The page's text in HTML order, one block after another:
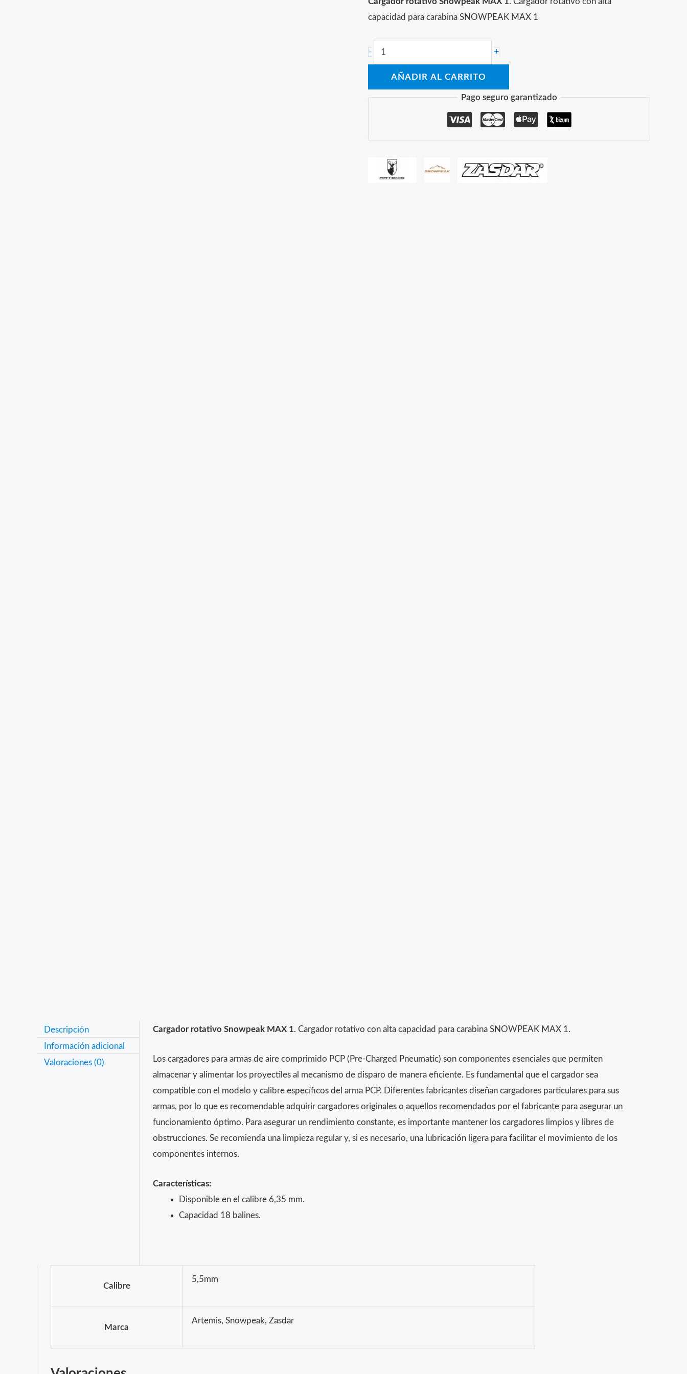
capacidad para carabina SNOWPEAK MAX 1
-
Cargador
rotativo
Snowpeak
cantidad
+
AÑADIR AL CARRITO
Pago seguro garantizado
Descripción
Información adicional
Valoraciones (0)
Cargador rotativo Snowpeak MAX 1. Cargador rotativo con alta capacidad para carabina SNOWPEAK MAX 1.
Los cargadores para armas de aire comprimido PCP (Pre-Charged Pneumatic) son componentes esenciales que permiten
almacenar y alimentar los proyectiles al mecanismo de disparo de manera eficiente. Es fundamental que el cargador sea
compatible con el modelo y calibre específicos del arma PCP. Diferentes fabricantes diseñan cargadores particulares para sus
armas, por lo que es recomendable adquirir cargadores originales o aquellos recomendados por el fabricante para asegurar un
funcionamiento óptimo. Para asegurar un rendimiento constante, es importante mantener los cargadores limpios y libres de
obstrucciones. Se recomienda una limpieza regular y, si es necesario, una lubricación ligera para facilitar el movimiento de los
componentes internos.
Características:
Disponible en el calibre 6,35 mm.
Capacidad 18 balines.
Calibre
5,5mm
Marca
Artemis, Snowpeak, Zasdar